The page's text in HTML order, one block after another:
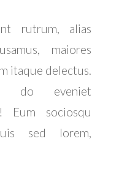
rutrum, alias
maiores
itaque delectus.
do eveniet
Eum sociosqu
sed lorem,